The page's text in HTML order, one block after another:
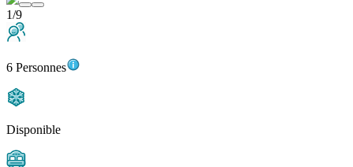
1/9
6 Personnes
Disponible